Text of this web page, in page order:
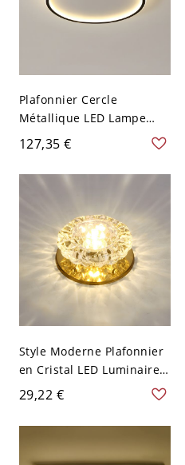
Plafonnier Cercle
Métallique LED Lampe
Encastrée Style Simple
pour Chambre - Noir 110
V-120 V 30,48 cm Chaud
127,35 €
Style Moderne Plafonnier
en Cristal LED Luminaire
Encastré Conception de
Bol - 110 V-120 V Or
Chaud
29,22 €